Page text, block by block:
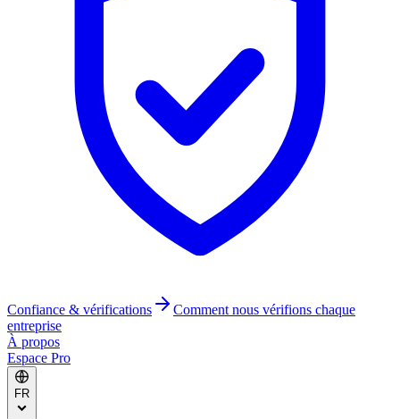
Confiance & vérifications
Comment nous vérifions chaque
entreprise
À propos
Espace Pro
FR